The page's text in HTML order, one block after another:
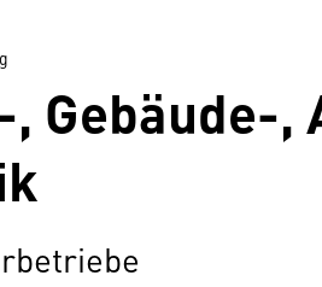
Gebäude-,